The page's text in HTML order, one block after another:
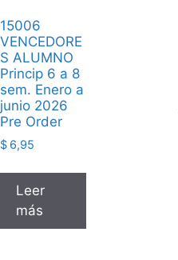
15006
VENCEDORE
S ALUMNO
Princip 6 a 8
sem. Enero a
junio 2026
Pre Order
$ 6,95
Leer
más